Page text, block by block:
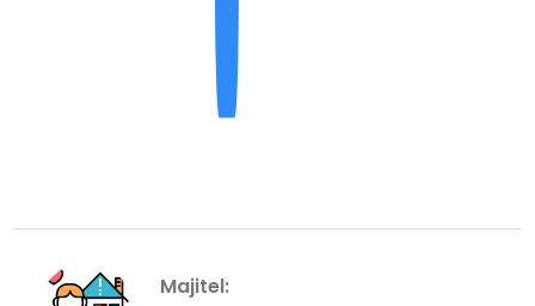
Majitel: